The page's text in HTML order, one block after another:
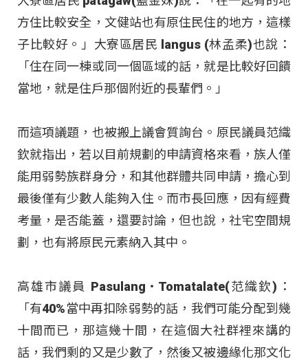
方住比較安全，文健站也有原住民住的地方，這樣
子比較好。」大寮區居民 langus (林孟柔)也說：
「住在同一棟或同一個區域的話，就是比較好回饋
當地，就是住戶那個附近的長輩們。」
而這項議題，也被搬上議會質詢台。原民議員范織
欽就指出，若以目前規劃的申請資格來看，族人僅
能用弱勢族群身分，和其他群體共同申請，擔心到
最後僅有少數人能夠入住。而市長回應，因有經費
考量，是否能蓋，還要討論，但也說，社宅空間規
劃，也有將原民元素納入其中。
高雄市議員 Pasulang‧Tomatalate(范織欽)：
「有40%當中再扣除弱勢的話，我們可能分配到幾
十間而已，那這幾十間，在這個大社群裡來講的
話，我們剩的又是少數了，然後又被邊緣化那文化